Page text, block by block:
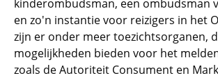
kinderombudsman, een ombudsman
en zo'n instantie voor reizigers in het
zijn er onder meer toezichtsorganen,
mogelijkheden bieden voor het
zoals de Autoriteit Consument en